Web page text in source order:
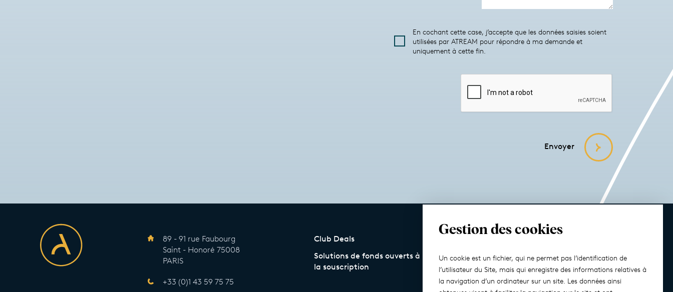
En cochant cette case, j’accepte que les données saisies soient
utilisées par ATREAM pour répondre à ma demande et
uniquement à cette fin.
Envoyer
89 - 91 rue Faubourg
Saint - Honoré 75008
PARIS
+33 (0)1 43 59 75 75
Club Deals
Solutions de fonds ouverts à
la souscription
Gestion des cookies
Un cookie est un fichier, qui ne permet pas l’identification de
l’utilisateur du Site, mais qui enregistre des informations relatives à
la navigation d’un ordinateur sur un site. Les données ainsi